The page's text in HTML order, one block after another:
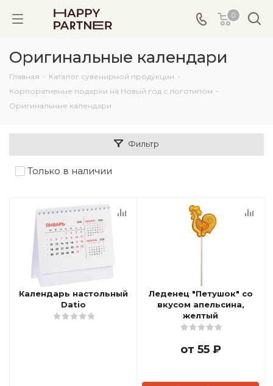
0
Оригинальные календари
Главная - Каталог сувенирной продукции -
Корпоративные подарки на Новый год с логотипом -
Оригинальные календари
Фильтр
Только в наличии
Календарь настольный
Datio
Леденец "Петушок" со
вкусом апельсина,
желтый
от 55 ₽